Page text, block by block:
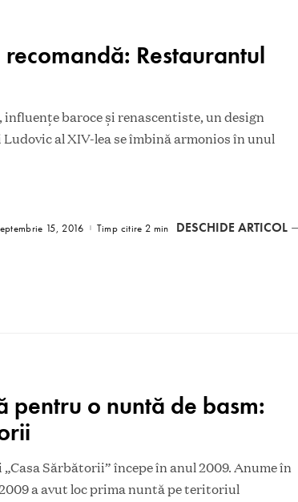
Restaurantul
influențe baroce și renascentiste, un design
al XIV-lea se îmbină armonios în unul
15, 2016 Timp citire 2 min DESCHIDE ARTICOL
pentru o nuntă de basm:
Sărbătorii” începe în anul 2009. Anume în
a avut loc prima nuntă pe teritoriul